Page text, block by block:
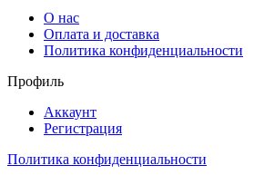
О нас
Оплата и доставка
Политика конфиденциальности
Профиль
Аккаунт
Регистрация
Политика конфиденциальности